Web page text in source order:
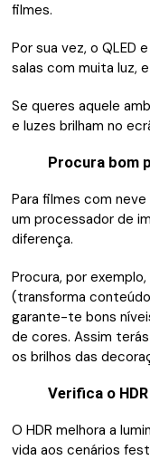
filmes.
Por sua vez, o QLED
salas com muita luz,
Se queres aquele
e luzes brilham no
Procura bom
Para filmes com
um processador de
diferença.
Procura, por
(transforma
garante-te bons
de cores. Assim
os brilhos das
Verifica o
O HDR melhora a
vida aos cenários